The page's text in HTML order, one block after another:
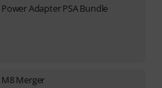
Power Adapter PSA Bundle
M8 Merger